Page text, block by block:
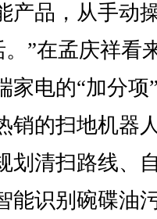
产品，从手动
。”在孟庆祥看
家电的“加分项
销的扫地机器
划清扫路线、
能识别碗碟油